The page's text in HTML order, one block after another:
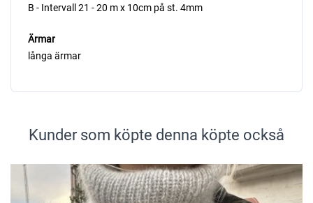
B - Intervall 21 - 20 m x 10cm på st. 4mm
Ärmar
långa ärmar
Kunder som köpte denna köpte också